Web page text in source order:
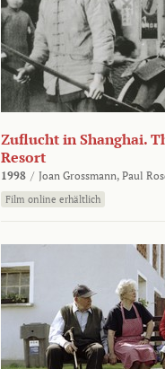
Zuflucht in Shanghai.
Resort
1998 / Joan Grossmann, Paul
Film online erhältlich